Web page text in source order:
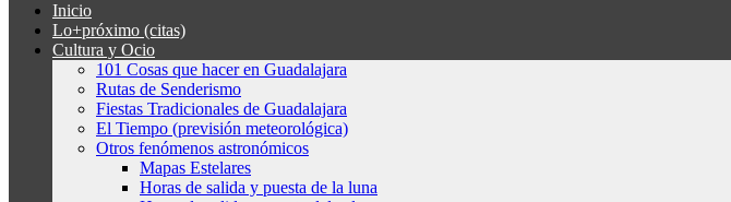
Inicio
Lo+próximo (citas)
Cultura y Ocio
101 Cosas que hacer en Guadalajara
Rutas de Senderismo
Fiestas Tradicionales de Guadalajara
El Tiempo (previsión meteorológica)
Otros fenómenos astronómicos
Mapas Estelares
Horas de salida y puesta de la luna